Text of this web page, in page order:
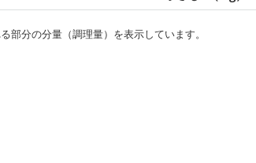
分の分量（調理量）を表示しています。